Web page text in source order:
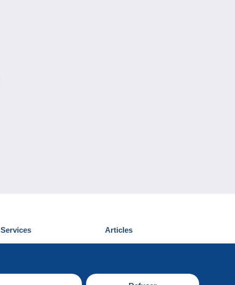
Services
Découvrir Delcampe
Articles